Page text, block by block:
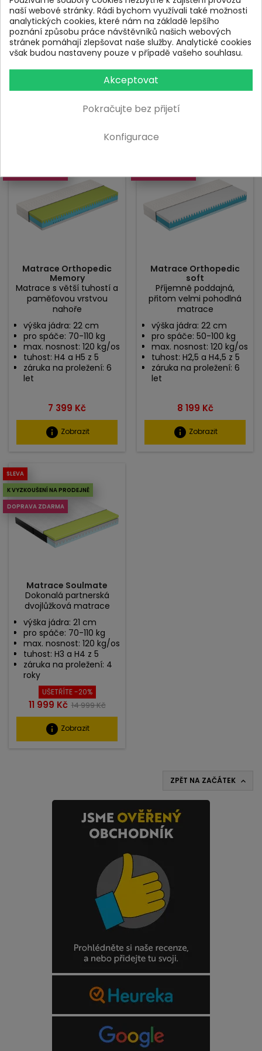
výška jádra: 18 cm
pro spáče: 80-120 kg
max. nosnost: 120 kg/os
tuhost: H3,5 a H4,5 z 5
záruka na proležení: 4
Cena
4 999 Kč
Zobrazit
pro spáče: 60-100 kg
max. nosnost: 120 kg/os
tuhost: H3 a H3,5 z 5
záruka na proležení: 4
roky
Cena
5 299 Kč
info
Matrace Orthopedic
Memory
Matrace s větší tuhostí a
paměťovou vrstvou
nahoře
výška jádra: 22 cm
pro spáče: 70-110 kg
max. nosnost: 120 kg/os
tuhost: H4 a H5 z 5
záruka na proležení: 6
let
Cena
7 399 Kč
info Zobrazit
Matrace Orthopedic
soft
Příjemně poddajná,
přitom velmi pohodlná
matrace
výška jádra: 22 cm
pro spáče: 50-100 kg
max. nosnost: 120 kg/os
tuhost: H2,5 a H4,5 z 5
záruka na proležení: 6
let
Cena
8 199 Kč
info Zobrazit
K VYZKOUŠENÍ NA PRODEJNĚ
DOPRAVA ZDARMA
SLEVA
Matrace Soulmate
Dokonalá partnerská
dvojlůžková matrace
výška jádra: 21 cm
pro spáče: 70-110 kg
max. nosnost: 120 kg/os
tuhost: H3 a H4 z 5
záruka na proležení: 4
roky
UŠETŘÍTE -20%
Cena
11 999 Kč Běžná
cena
14 999 Kč
info Zobrazit
ZPĚT NA ZAČÁTEK 
naší webové stránky. Rádi bychom využívali také možnosti
analytických cookies, které nám na základě lepšího
poznání způsobu práce návštěvníků našich webových
stránek pomáhají zlepšovat naše služby. Analytické cookies
však budou nastaveny pouze v případě vašeho souhlasu.
Akceptovat
Pokračujte bez přijetí
Konfigurace